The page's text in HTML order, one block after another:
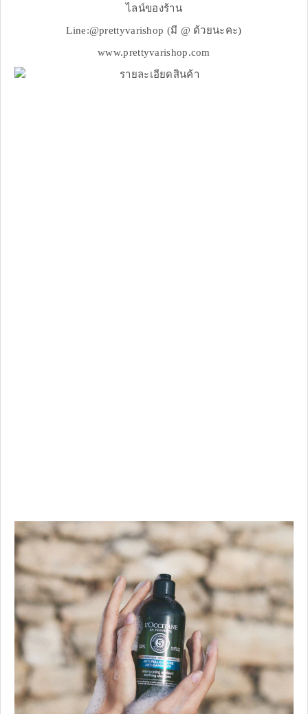
ไลน์ของร้าน
Line:@prettyvarishop (มี @ ด้วยนะคะ)
www.prettyvarishop.com